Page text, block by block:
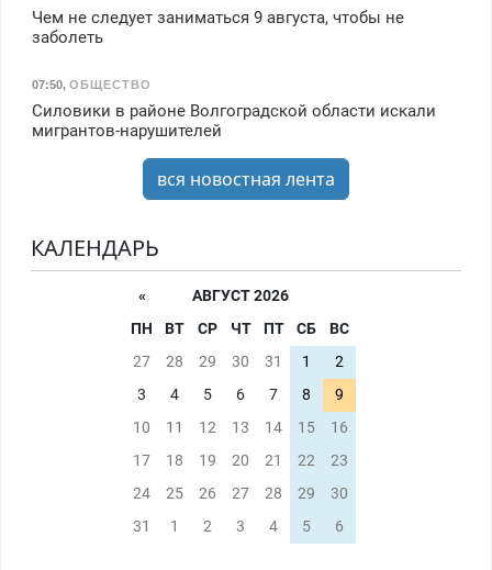
Чем не следует заниматься 9 августа, чтобы не
заболеть
07:50, ОБЩЕСТВО
Силовики в районе Волгоградской области искали
мигрантов-нарушителей
вся новостная лента
КАЛЕНДАРЬ
«
АВГУСТ 2026
ПН
ВТ СР ЧТ ПТ СБ
ВС
27
28 29 30 31 1
2
3
4 5 6 7 8
9
10
11 12 13 14 15
16
17
18 19 20 21 22
23
24
25 26 27 28 29
30
31
1 2 3 4 5 6